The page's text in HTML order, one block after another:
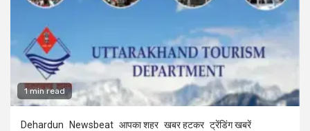
1 min read
Dehardun Newsbeat आपका शहर खबर हटकर ट्रेंडिंग खबरें